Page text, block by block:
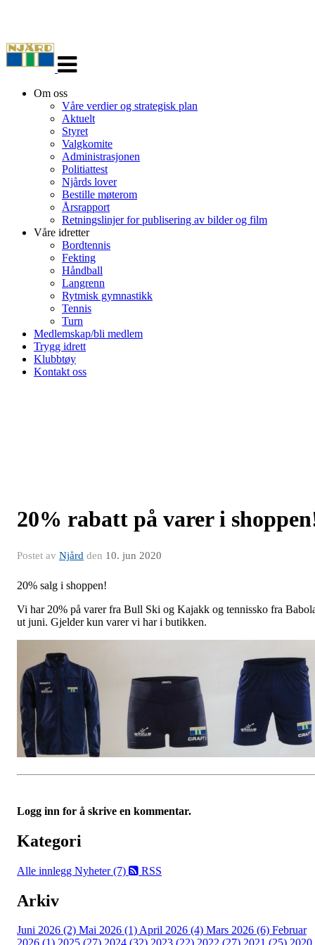
navigasjon
Om oss
Våre verdier og strategisk plan
Aktuelt
Styret
Valgkomite
Administrasjonen
Politiattest
Njårds lover
Bestille møterom
Årsrapport
Retningslinjer for publisering av bilder og film
Våre idretter
Bordtennis
Fekting
Håndball
Langrenn
Rytmisk gymnastikk
Tennis
Turn
Medlemskap/bli medlem
Trygg idrett
Klubbtøy
Kontakt oss
20% rabatt på varer i
Postet av Njård den 10. jun 2020
20% salg i shoppen!
Vi har 20% på varer fra Bull Ski og Kajakk og tennissko fra
ut juni. Gjelder kun varer vi har i butikken.
Logg inn for å skrive en kommentar.
Kategori
Alle innlegg Nyheter (7) RSS
Arkiv
Juni 2026 (2) Mai 2026 (1)April 2026 (4) Mars 2026 (6) Februar